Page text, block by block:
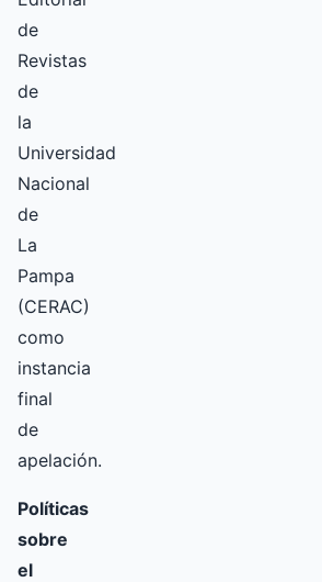
de
Revistas
de
la
Universidad
Nacional
de
La
Pampa
(CERAC)
como
instancia
final
de
apelación.
Políticas
sobre
el